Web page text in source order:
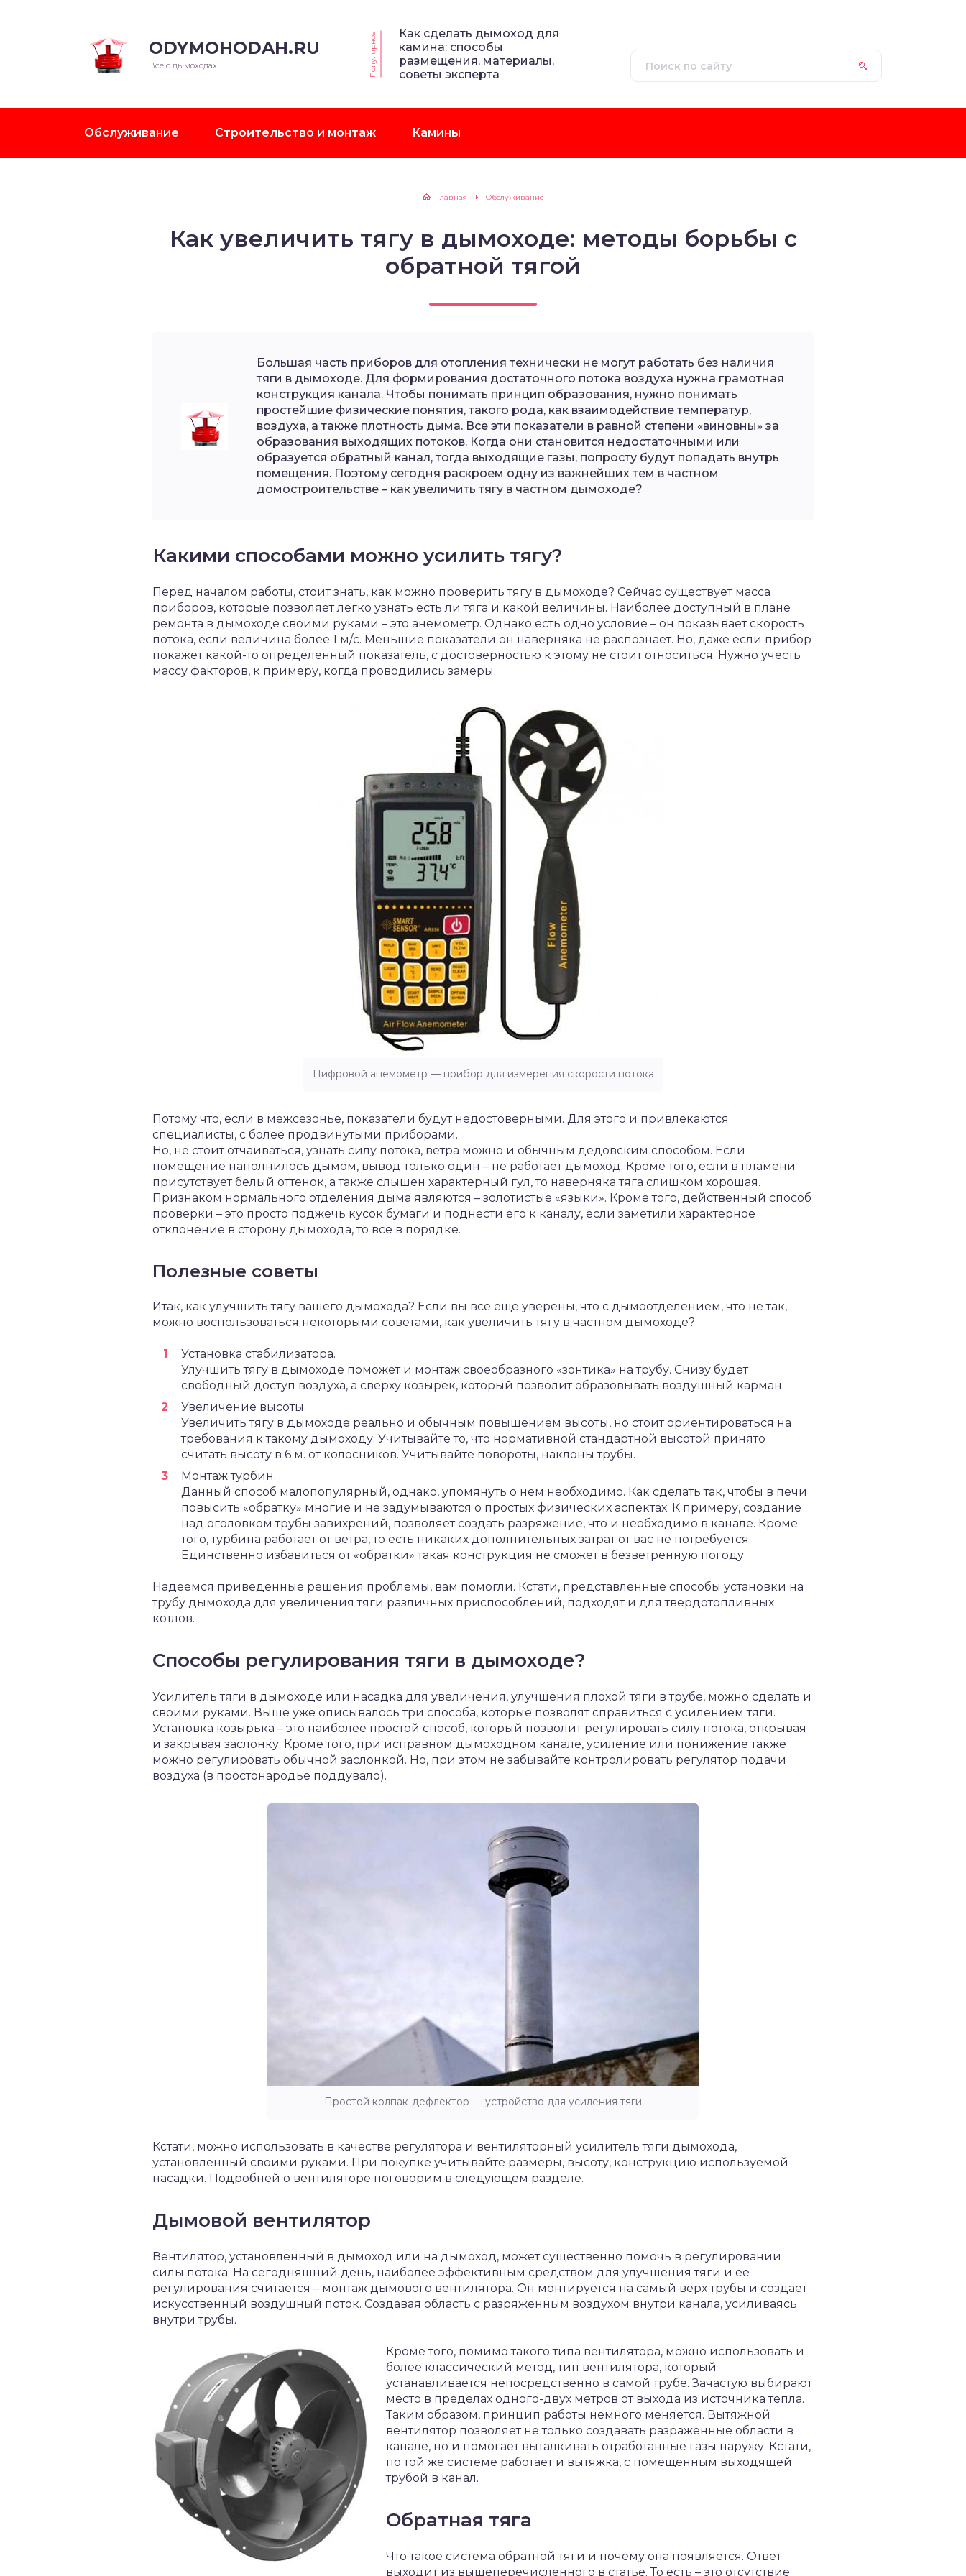
ODYMOHODAH.RU
Всё о дымоходах Популярное
Как сделать дымоход для
камина: способы
размещения, материалы,
советы эксперта
Обслуживание Строительство и монтаж Камины
Главная Обслуживание
Как увеличить тягу в дымоходе: методы борьбы с
обратной тягой
Большая часть приборов для отопления технически не могут работать без наличия
тяги в дымоходе. Для формирования достаточного потока воздуха нужна грамотная
конструкция канала. Чтобы понимать принцип образования, нужно понимать
простейшие физические понятия, такого рода, как взаимодействие температур,
воздуха, а также плотность дыма. Все эти показатели в равной степени «виновны» за
образования выходящих потоков. Когда они становится недостаточными или
образуется обратный канал, тогда выходящие газы, попросту будут попадать внутрь
помещения. Поэтому сегодня раскроем одну из важнейших тем в частном
домостроительстве – как увеличить тягу в частном дымоходе?
Какими способами можно усилить тягу?
Перед началом работы, стоит знать, как можно проверить тягу в дымоходе? Сейчас существует масса
приборов, которые позволяет легко узнать есть ли тяга и какой величины. Наиболее доступный в плане
ремонта в дымоходе своими руками – это анемометр. Однако есть одно условие – он показывает скорость
потока, если величина более 1 м/с. Меньшие показатели он наверняка не распознает. Но, даже если прибор
покажет какой-то определенный показатель, с достоверностью к этому не стоит относиться. Нужно учесть
массу факторов, к примеру, когда проводились замеры.
Цифровой анемометр — прибор для измерения скорости потока
Потому что, если в межсезонье, показатели будут недостоверными. Для этого и привлекаются
специалисты, с более продвинутыми приборами.
Но, не стоит отчаиваться, узнать силу потока, ветра можно и обычным дедовским способом. Если
помещение наполнилось дымом, вывод только один – не работает дымоход. Кроме того, если в пламени
присутствует белый оттенок, а также слышен характерный гул, то наверняка тяга слишком хорошая.
Признаком нормального отделения дыма являются – золотистые «языки». Кроме того, действенный способ
проверки – это просто поджечь кусок бумаги и поднести его к каналу, если заметили характерное
отклонение в сторону дымохода, то все в порядке.
Полезные советы
Итак, как улучшить тягу вашего дымохода? Если вы все еще уверены, что с дымоотделением, что не так,
можно воспользоваться некоторыми советами, как увеличить тягу в частном дымоходе?
Установка стабилизатора.
Улучшить тягу в дымоходе поможет и монтаж своеобразного «зонтика» на трубу. Снизу будет
свободный доступ воздуха, а сверху козырек, который позволит образовывать воздушный карман.
Увеличение высоты.
Увеличить тягу в дымоходе реально и обычным повышением высоты, но стоит ориентироваться на
требования к такому дымоходу. Учитывайте то, что нормативной стандартной высотой принято
считать высоту в 6 м. от колосников. Учитывайте повороты, наклоны трубы.
Монтаж турбин.
Данный способ малопопулярный, однако, упомянуть о нем необходимо. Как сделать так, чтобы в печи
повысить «обратку» многие и не задумываются о простых физических аспектах. К примеру, создание
над оголовком трубы завихрений, позволяет создать разряжение, что и необходимо в канале. Кроме
того, турбина работает от ветра, то есть никаких дополнительных затрат от вас не потребуется.
Единственно избавиться от «обратки» такая конструкция не сможет в безветренную погоду.
Надеемся приведенные решения проблемы, вам помогли. Кстати, представленные способы установки на
трубу дымохода для увеличения тяги различных приспособлений, подходят и для твердотопливных
котлов.
Способы регулирования тяги в дымоходе?
Усилитель тяги в дымоходе или насадка для увеличения, улучшения плохой тяги в трубе, можно сделать и
своими руками. Выше уже описывалось три способа, которые позволят справиться с усилением тяги.
Установка козырька – это наиболее простой способ, который позволит регулировать силу потока, открывая
и закрывая заслонку. Кроме того, при исправном дымоходном канале, усиление или понижение также
можно регулировать обычной заслонкой. Но, при этом не забывайте контролировать регулятор подачи
воздуха (в простонародье поддувало).
Простой колпак-дефлектор — устройство для усиления тяги
Кстати, можно использовать в качестве регулятора и вентиляторный усилитель тяги дымохода,
установленный своими руками. При покупке учитывайте размеры, высоту, конструкцию используемой
насадки. Подробней о вентиляторе поговорим в следующем разделе.
Дымовой вентилятор
Вентилятор, установленный в дымоход или на дымоход, может существенно помочь в регулировании
силы потока. На сегодняшний день, наиболее эффективным средством для улучшения тяги и её
регулирования считается – монтаж дымового вентилятора. Он монтируется на самый верх трубы и создает
искусственный воздушный поток. Создавая область с разряженным воздухом внутри канала, усиливаясь
внутри трубы.
Кроме того, помимо такого типа вентилятора, можно использовать и
более классический метод, тип вентилятора, который
устанавливается непосредственно в самой трубе. Зачастую выбирают
место в пределах одного-двух метров от выхода из источника тепла.
Таким образом, принцип работы немного меняется. Вытяжной
вентилятор позволяет не только создавать разраженные области в
канале, но и помогает выталкивать отработанные газы наружу. Кстати,
по той же системе работает и вытяжка, с помещенным выходящей
трубой в канал.
Обратная тяга
Что такое система обратной тяги и почему она появляется. Ответ
выходит из вышеперечисленного в статье. То есть – это отсутствие